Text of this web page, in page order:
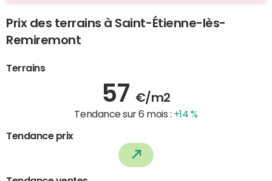
Prix des terrains à Saint-Étienne-lès-
Remiremont
Terrains
57 €/m2
Tendance sur 6 mois : +14 %
Tendance prix